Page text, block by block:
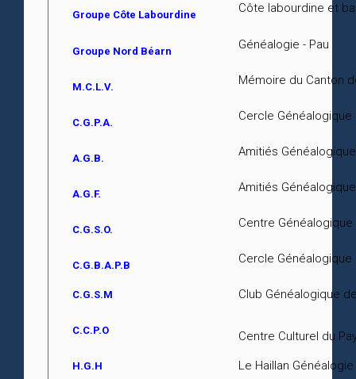
Groupe Côte Labourdine Côte labourdine et
Groupe Nord Béarn Généalogie - Pau
M.C.L.V. Mémoire du Canton
C.G.P.A. Cercle
A.G.B. Amitiés
A.G.F. Amitiés
C.G.S.O. Centre
C.G.B.A.P.B Cercle
C.G.S.M Club Généalogique
C.C.P.O Centre Culturel du
H.G.H Le Haillan